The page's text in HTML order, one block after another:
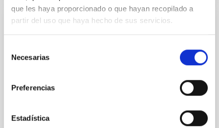
que les haya proporcionado o que hayan recopilado a
partir del uso que haya hecho de sus servicios.
Necesarias
Preferencias
Estadística
PRESS RELEASE
on a new IAC Astronomy Adventure
and Technology Park in La Laguna, is hosting the 11th
International Astronomy Education Adventure in the
forms part of the Erasmus+ Astro-Journeys project,
co-funded by the European Union, in which the IAC is